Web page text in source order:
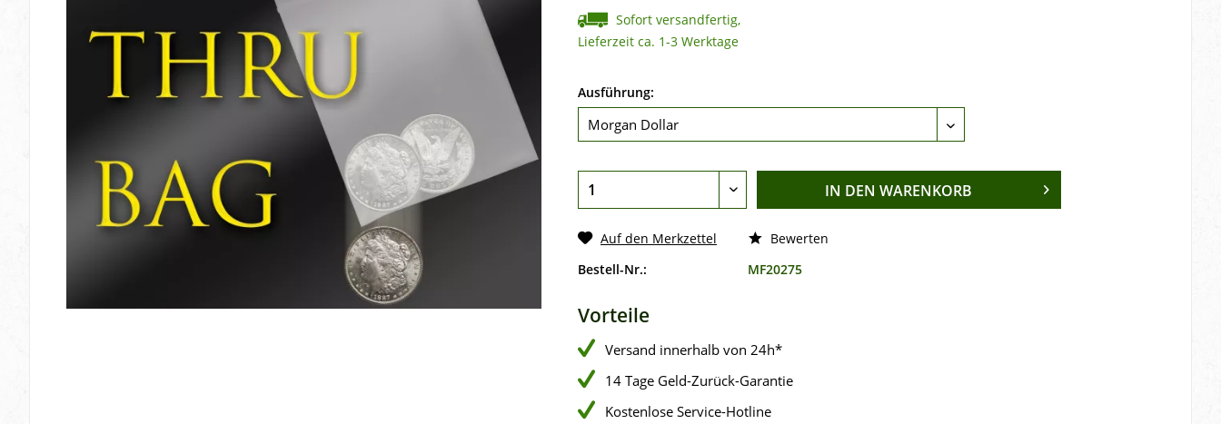
Sofort versandfertig,
Lieferzeit ca. 1-3 Werktage
Ausführung:
IN DEN WARENKORB
Auf den Merkzettel
Bewerten
Bestell-Nr.:
MF20275
Vorteile
Versand innerhalb von 24h*
14 Tage Geld-Zurück-Garantie
Kostenlose Service-Hotline